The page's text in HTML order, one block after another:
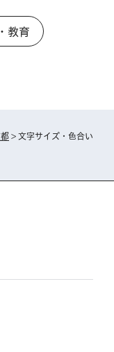
教育
> 文字サイズ・色合い